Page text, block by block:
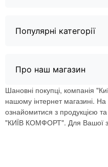
Популярні категорії
Про наш магазин
Шановні покупці, компанія
нашому інтернет магазині.
ознайомитися з продукцією
"КИЇВ КОМФОРТ". Для Вашої